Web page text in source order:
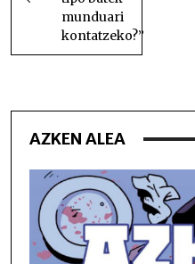
munduari
kontatzeko?”
AZKEN ALEA